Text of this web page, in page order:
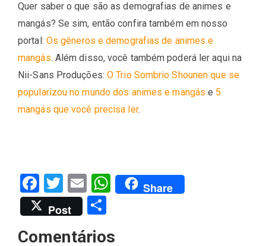
Quer saber o que são as demografias de animes e
mangás? Se sim, então confira também em nosso
portal: Os gêneros e demografias de animes e
mangás. Além disso, você também poderá ler aqui na
Nii-Sans Produções: O Trio Sombrio Shounen que se
popularizou no mundo dos animes e mangás e 5
mangás que você precisa ler.
Facebook
Twitter
EmailWhatsApp
Share
Post
Comentários